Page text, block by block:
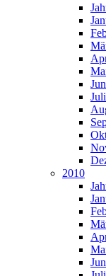
Juli
2010